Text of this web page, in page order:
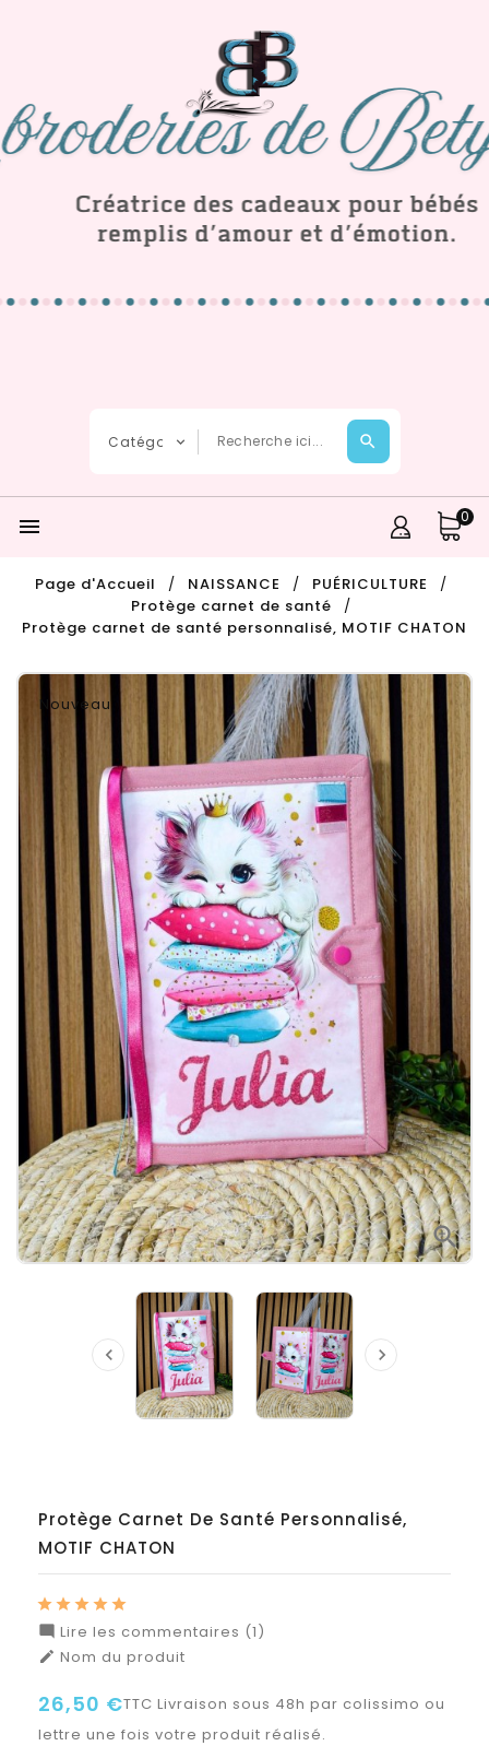
 0
Page d'Accueil NAISSANCE
PUÉRICULTURE
Protège carnet de santé
Protège carnet de santé personnalisé, MOTIF CHATON
Nouveau

 
Protège Carnet De Santé Personnalisé,
MOTIF CHATON
 Lire les commentaires (1)
 Nom du produit
26,50 €TTC Livraison sous 48h par colissimo ou
lettre une fois votre produit réalisé.